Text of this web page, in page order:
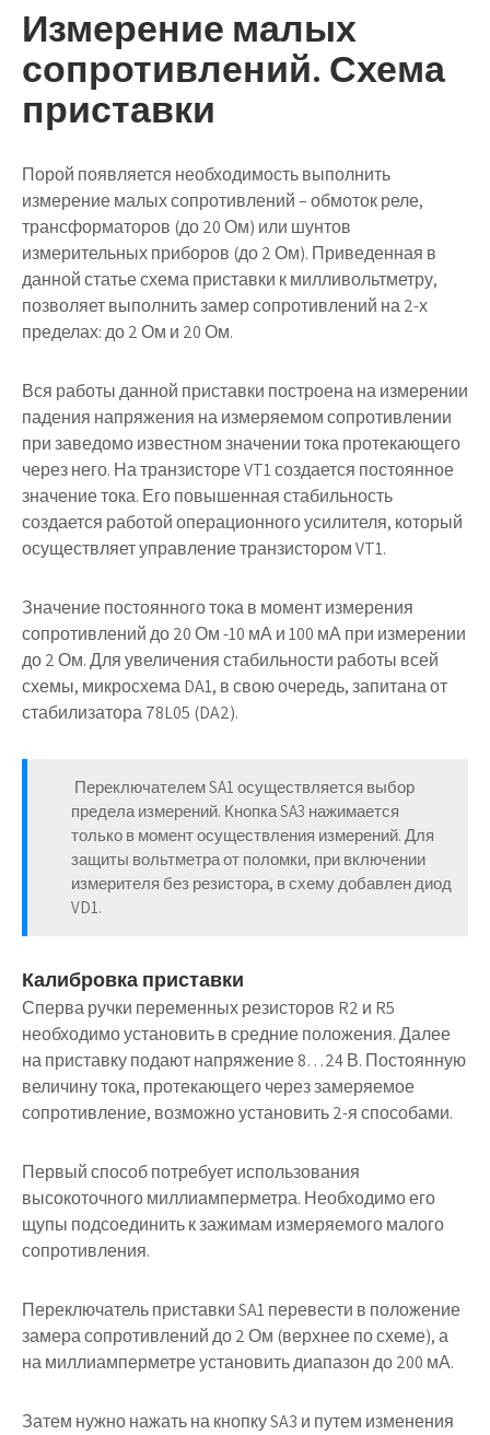
Измерение малых
сопротивлений. Схема
приставки
Порой появляется необходимость выполнить
измерение малых сопротивлений– обмоток реле,
трансформаторов (до 20 Ом) или шунтов
измерительных приборов (до 2 Ом). Приведенная в
данной статье схема приставки к милливольтметру,
позволяет выполнить замер сопротивлений на 2-х
пределах: до 2 Ом и 20 Ом.
Вся работы данной приставки построена на измерении
падения напряжения на измеряемом сопротивлении
при заведомо известном значении тока протекающего
через него. На транзисторе VT1 создается постоянное
значение тока. Его повышенная стабильность
создается работой операционного усилителя, который
осуществляет управление транзистором VT1.
Значение постоянного тока в момент измерения
сопротивлений до 20 Ом -10 мА и 100 мА при измерении
до 2 Ом. Для увеличения стабильности работы всей
схемы, микросхема DA1, в свою очередь, запитана от
стабилизатора 78L05 (DA2).
Переключателем SA1 осуществляется выбор
предела измерений. Кнопка SA3 нажимается
только в момент осуществления измерений. Для
защиты вольтметра от поломки, при включении
измерителя без резистора, в схему добавлен диод
VD1.
Калибровка приставки
Сперва ручки переменных резисторов R2 и R5
необходимо установить в средние положения. Далее
на приставку подают напряжение 8…24 В. Постоянную
величину тока, протекающего через замеряемое
сопротивление, возможно установить 2-я способами.
Первый способпотребует использования
высокоточного миллиамперметра. Необходимо его
щупы подсоединить к зажимам измеряемого малого
сопротивления.
Переключатель приставки SA1 перевести в положение
замера сопротивлений до 2 Ом (верхнее по схеме), а
на миллиамперметре установить диапазон до 200 мА.
Затем нужно нажать на кнопку SA3 и путем изменения